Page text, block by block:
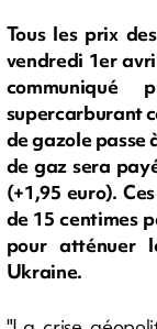
Tous les prix
vendredi 1er
supercarburant
de gazole passe
de gaz sera
(+1,95 euro).
de 15 centimes
pour atténuer
Ukraine.